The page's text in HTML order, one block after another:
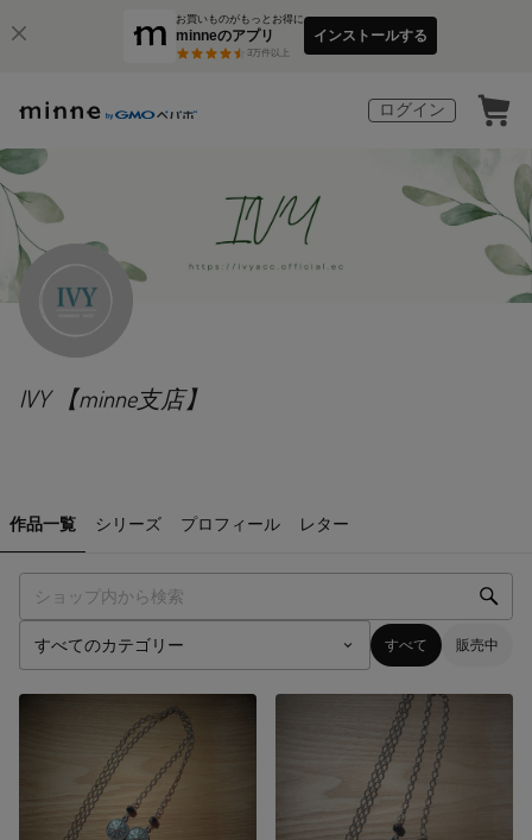
お買いものがもっとお得に
minneのアプリ
3万件以上
インストールする
ログイン
IVY 【minne支店】
作品一覧 シリーズ プロフィール レター
すべて 販売中